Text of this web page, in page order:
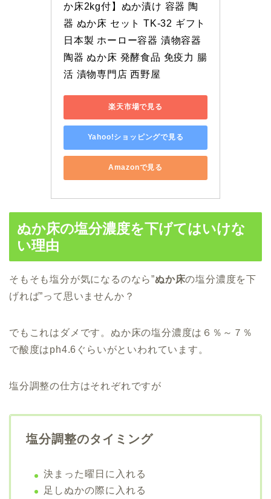
か床2kg付】ぬか漬け 容器 陶
器 ぬか床 セット TK-32 ギフト
日本製 ホーロー容器 漬物容器
陶器 ぬか床 発酵食品 免疫力 腸
活 漬物専門店 西野屋
楽天市場で見る
Yahoo!ショッピングで見る
Amazonで見る
ぬか床の塩分濃度を下げてはいけな
い理由
そもそも塩分が気になるのなら”ぬか床の塩分濃度を下
げれば”って思いませんか？
でもこれはダメです。ぬか床の塩分濃度は６％～７％
で酸度はph4.6ぐらいがといわれています。
塩分調整の仕方はそれぞれですが
塩分調整のタイミング
決まった曜日に入れる
足しぬかの際に入れる